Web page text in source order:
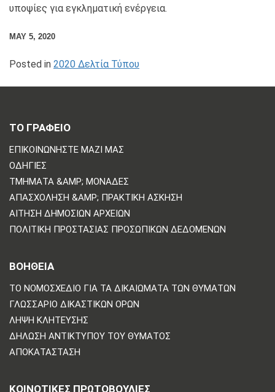
υποψίες για εγκληματική ενέργεια.
MAY 5, 2020
Posted in 2020 Δελτία Τύπου
ΤΟ ΓΡΑΦΕΙΟ
ΕΠΙΚΟΙΝΩΝΗΣΤΕ ΜΑΖΙ ΜΑΣ
ΟΔΗΓΊΕΣ
ΤΜΉΜΑΤΑ &AMP; ΜΟΝΆΔΕΣ
ΑΠΑΣΧΌΛΗΣΗ &AMP; ΠΡΑΚΤΙΚΉ ΆΣΚΗΣΗ
ΑΊΤΗΣΗ ΔΗΜΌΣΙΩΝ ΑΡΧΕΊΩΝ
ΠΟΛΙΤΙΚΗ ΠΡΟΣΤΑΣΙΑΣ ΠΡΟΣΩΠΙΚΩΝ ΔΕΔΟΜΕΝΩΝ
ΒΟΗΘΕΙΑ
ΤΟ ΝΟΜΟΣΧΈΔΙΟ ΓΙΑ ΤΑ ΔΙΚΑΙΏΜΑΤΑ ΤΩΝ ΘΥΜΆΤΩΝ
ΓΛΩΣΣΆΡΙΟ ΔΙΚΑΣΤΙΚΏΝ ΌΡΩΝ
ΛΉΨΗ ΚΛΉΤΕΥΣΗΣ
ΔΉΛΩΣΗ ΑΝΤΙΚΤΎΠΟΥ ΤΟΥ ΘΎΜΑΤΟΣ
ΑΠΟΚΑΤΆΣΤΑΣΗ
ΚΟΙΝΟΤΙΚΈΣ ΠΡΩΤΟΒΟΥΛΊΕΣ